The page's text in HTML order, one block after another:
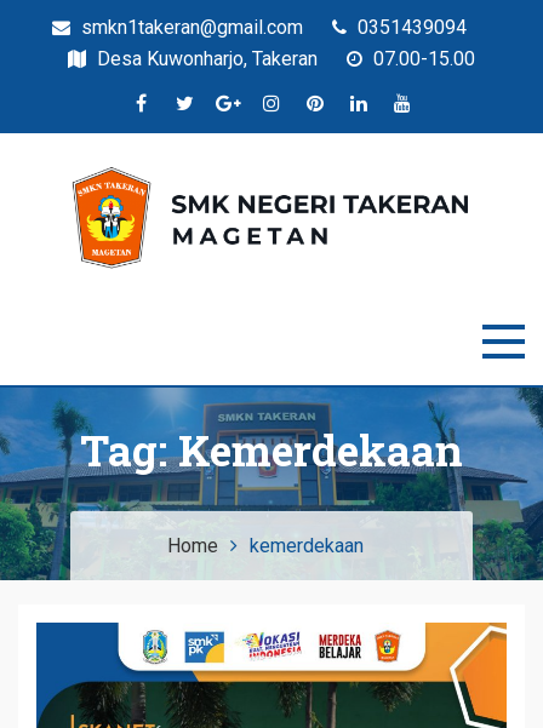
smkn1takeran@gmail.com
0351439094
Desa Kuwonharjo, Takeran
07.00-15.00
Situs Resmi SMKN Takeran
Tag:Kemerdekaan
Home kemerdekaan